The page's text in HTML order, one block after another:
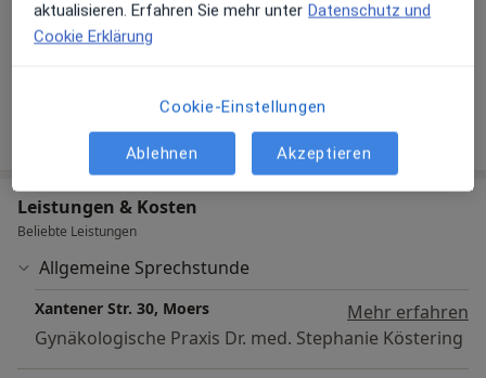
Mehr Details anzeigen
über Erfahrungen
Leistungen & Kosten
Beliebte Leistungen
Allgemeine Sprechstunde
Xantener Str. 30, Moers
Mehr erfahren
Gynäkologische Praxis Dr. med. Stephanie Köstering
aktualisieren. Erfahren Sie mehr unter Datenschutz und
Cookie Erklärung
Cookie-Einstellungen
Ablehnen Akzeptieren